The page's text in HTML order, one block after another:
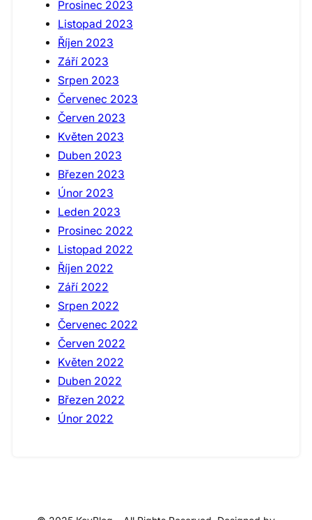
Prosinec 2023
Listopad 2023
Říjen 2023
Září 2023
Srpen 2023
Červenec 2023
Červen 2023
Květen 2023
Duben 2023
Březen 2023
Únor 2023
Leden 2023
Prosinec 2022
Listopad 2022
Říjen 2022
Září 2022
Srpen 2022
Červenec 2022
Červen 2022
Květen 2022
Duben 2022
Březen 2022
Únor 2022